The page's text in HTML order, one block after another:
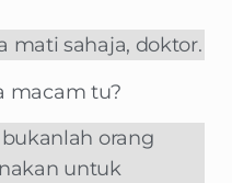
mati sahaja, doktor.
macam tu?
orang
untuk